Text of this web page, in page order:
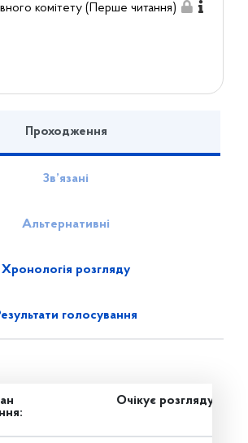
комітету (Перше читання)
Проходження
Зв’язані
Альтернативні
Хронологія розгляду
голосування
Очікує розгляду